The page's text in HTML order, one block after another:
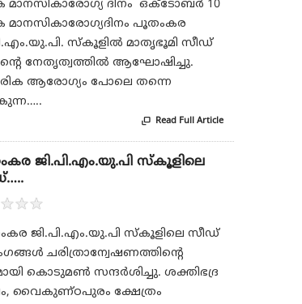
ദിനം ഒക്ടോബർ 10
പൂതംകര
സ്കൂളിൽ മാതൃഭൂമി സീഡ്
നേതൃത്വത്തിൽ ആഘോഷിച്ചു.
ആരോഗ്യം പോലെ തന്നെ
 Read Full Article
ജി.പി.എം.യു.പി സ്കൂളിലെ
★★★
ജി.പി.എം.യു.പി സ്കൂളിലെ സീഡ്
ചരിത്രാന്വേഷണത്തിൻ്റെ
കൊടുമൺ സന്ദർശിച്ചു. ശക്തിഭദ്ര
വൈകുണ്ഠപുരം ക്ഷേത്രം